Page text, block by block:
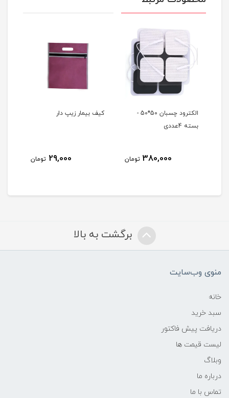
الکترود چسبان 50*50 -
بسته 4عددی
380,000 تومان
کیف بیمار زیپ دار
29,000 تومان
برگشت به بالا
منوی وب‌سایت
خانه
سبد خرید
دریافت پیش فاکتور
لیست قیمت ها
وبلاگ
درباره ما
تماس با ما